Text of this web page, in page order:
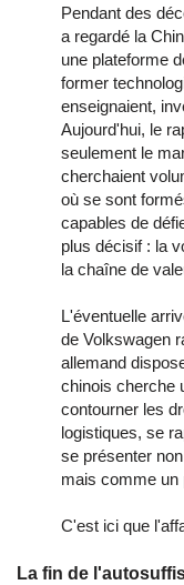
Pendant des
a regardé la
une plateforme
former
enseignaient,
Aujourd'hui, le
seulement le
cherchaient
où se sont
capables de
plus décisif : la
la chaîne de
L'éventuelle
de Volkswagen
allemand
chinois cherche
contourner les
logistiques, se
se présenter
mais comme un
C'est ici que
La fin de